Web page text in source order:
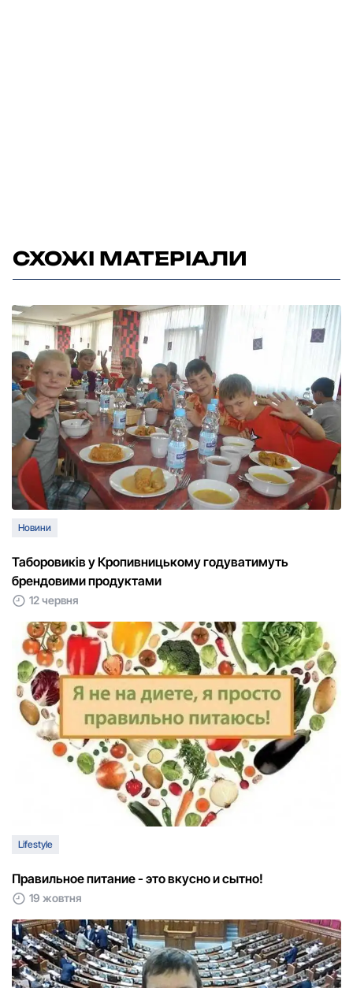
СХОЖІ МАТЕРІАЛИ
Новини
Таборовиків у Кропивницькому годуватимуть
брендовими продуктами
12 червня
Lifestyle
Правильное питание - это вкусно и сытно!
19 жовтня